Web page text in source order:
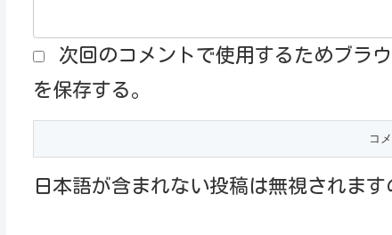
次回のコメントで使用するためブラ
を保存する。
日本語が含まれない投稿は無視されま